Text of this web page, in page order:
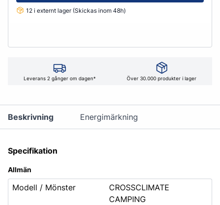
12 i externt lager (Skickas inom 48h)
Leverans 2 gånger om dagen* Över 30.000 produkter i lager
Beskrivning Energimärkning
Specifikation
Allmän
Modell / Mönster
CROSSCLIMATE
CAMPING